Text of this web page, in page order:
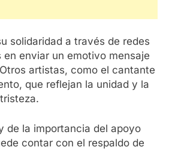
solidaridad a través de redes
enviar un emotivo mensaje
artistas, como el cantante
que reflejan la unidad y la
de la importancia del apoyo
contar con el respaldo de